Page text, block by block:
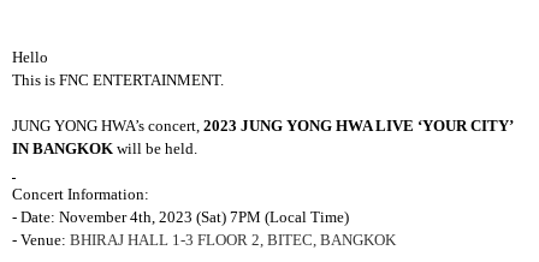
Hello
This is FNC ENTERTAINMENT.
JUNG YONG HWA’s concert, 2023 JUNG YONG HWA LIVE ‘YOUR CITY’
IN BANGKOK will be held.
Concert Information:
- Date: November 4th, 2023 (Sat) 7PM (Local Time)
- Venue: BHIRAJ HALL 1-3 FLOOR 2, BITEC, BANGKOK